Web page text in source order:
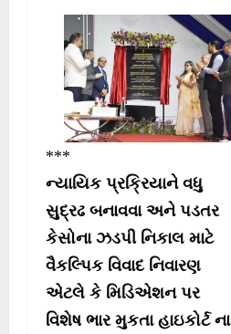
***
ન્યાયિક પ્રક્રિયાને વધુ
સુદ્રઢ બનાવવા અને પડતર
કેસોના ઝડપી નિકાલ માટે
વૈકલ્પિક વિવાદ નિવારણ
એટલે કે મિડિએશન પર
વિશેષ ભાર મુકતા હાઇકોર્ટ ના